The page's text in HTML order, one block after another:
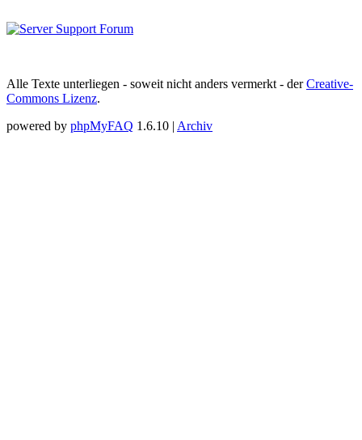
Alle Texte unterliegen - soweit nicht anders vermerkt - derCreative-
Commons Lizenz.
powered by phpMyFAQ 1.6.10 | Archiv